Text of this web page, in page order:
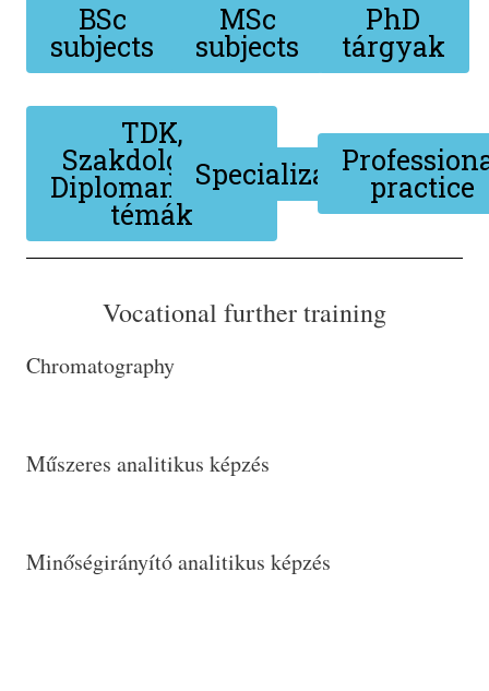
BSc
subjects
MSc
subjects
PhD
tárgyak
TDK,
Szakdolgozat,
Diplomamunka
témák
Specializációrólpractice
Vocational further training
Chromatography
Műszeres analitikus képzés​
Minőségirányító analitikus képzés